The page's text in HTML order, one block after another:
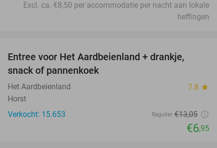
Excl. ca. €8,50 per accommodatie per nacht aan lokale
heffingen
Entree voor Het Aardbeienland + drankje,
snack of pannenkoek
Het Aardbeienland 7.8 star
Horst
Verkocht: 15.653
Regulier €13,05
€6,95